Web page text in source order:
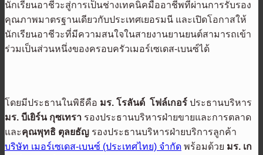
นักเรียนอาชีวะสู่การเป็นช่างเทคนิคมืออาชีพที่ผ่านการรับรอง
คุณภาพมาตรฐานเดียวกับประเทศเยอรมนี และเปิดโอกาสให้
นักเรียนอาชีวะที่มีความสนใจในสายงานยานยนต์สามารถเข้า
ร่วมเป็นส่วนหนึ่งของครอบครัวเมอร์เซเดส-เบนซ์ได้
โดยมีประธานในพิธีคือ มร. โรลันด์ โฟล์เกอร์ ประธานบริหาร
มร. บีเยิร์น กุซเทรา รองประธานบริหารฝ่ายขายและการตลาด
และคุณพุทธิ ตุลยธัญ รองประธานบริหารฝ่ายบริการลูกค้า
บริษัท เมอร์เซเดส-เบนซ์ (ประเทศไทย) จำกัด พร้อมด้วย มร. เก